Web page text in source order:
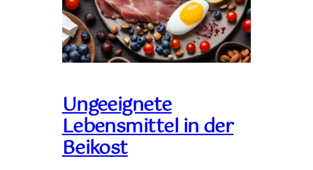
Ungeeignete
Lebensmittel in der
Beikost